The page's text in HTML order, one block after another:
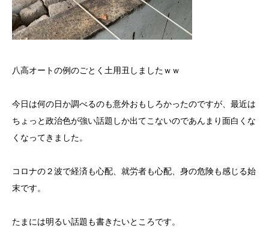
八高オートの例のごとく土用丑しましたｗｗ
今日は何の日か調べるのも意外おもしろかったのですが、最近は
ちょっと政治色が強い話題しか出てこないのであんまり面白くな
くなってきました。
コロナの２波で経済も心配、就労者も心配、身の危険も感じる始
末です。
たまには明るい話題も書きたいところです。